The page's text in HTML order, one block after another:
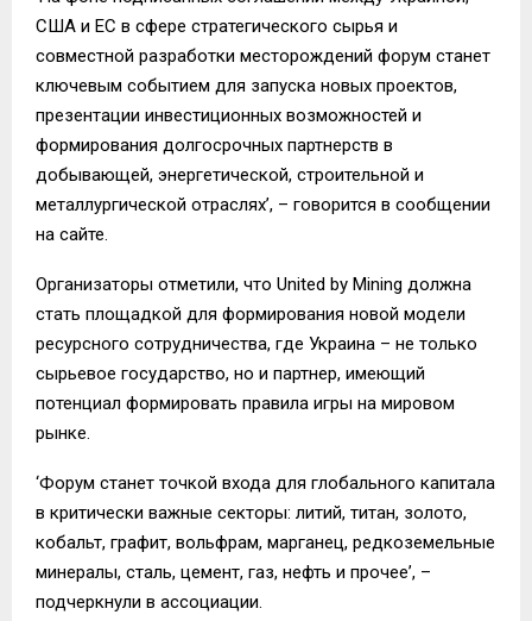
США и ЕС в сфере стратегического сырья и
совместной разработки месторождений форум станет
ключевым событием для запуска новых проектов,
презентации инвестиционных возможностей и
формирования долгосрочных партнерств в
добывающей, энергетической, строительной и
металлургической отраслях’, – говорится в сообщении
на сайте.
Организаторы отметили, что United by Mining должна
стать площадкой для формирования новой модели
ресурсного сотрудничества, где Украина – не только
сырьевое государство, но и партнер, имеющий
потенциал формировать правила игры на мировом
рынке.
‘Форум станет точкой входа для глобального капитала
в критически важные секторы: литий, титан, золото,
кобальт, графит, вольфрам, марганец, редкоземельные
минералы, сталь, цемент, газ, нефть и прочее’, –
подчеркнули в ассоциации.